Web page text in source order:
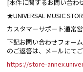
[本件に関するお問い合わ
★UNIVERSAL MUSIC
カスタマーサポート通常
下記お問い合わせフォー
のご返答は、メールにて
https://store-